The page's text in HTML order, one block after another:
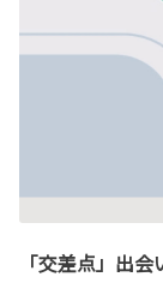
「交差点」出